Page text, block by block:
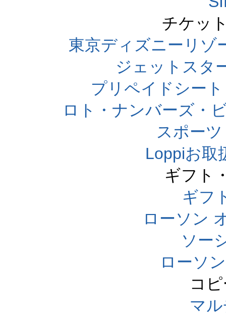
チケッ
東京ディズニーリゾ
ジェットスタ
プリペイドシー
ロト・ナンバーズ・
スポー
Loppiお取
ギフト
ギフ
ローソン
ソー
ローソ
コ
マ